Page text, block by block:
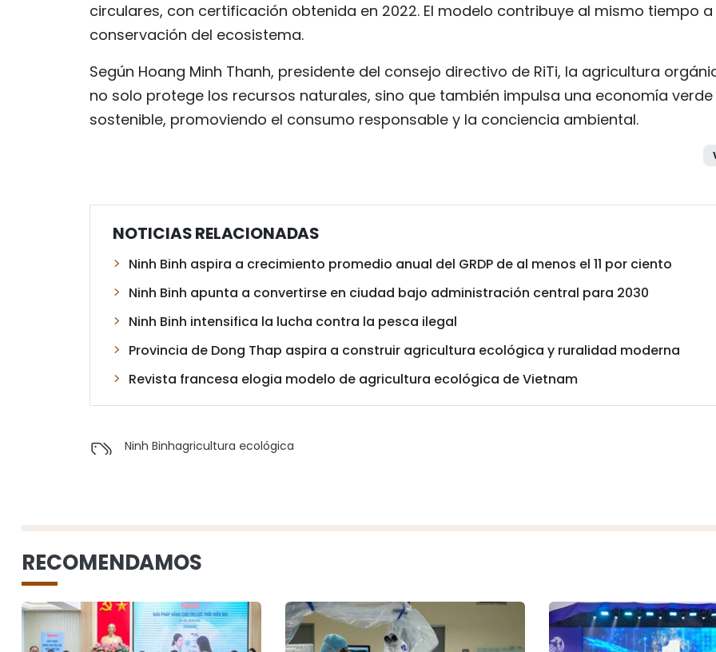
circulares, con certificación obtenida en 2022. El modelo contribuye al mismo tiempo a
conservación del ecosistema.
Según Hoang Minh Thanh, presidente del consejo directivo de RiTi, la agricultura
no solo protege los recursos naturales, sino que también impulsa una economía verde
sostenible, promoviendo el consumo responsable y la conciencia ambiental.
NOTICIAS RELACIONADAS
Ninh Binh aspira a crecimiento promedio anual del GRDP de al menos el 11 por ciento
Ninh Binh apunta a convertirse en ciudad bajo administración central para 2030
Ninh Binh intensifica la lucha contra la pesca ilegal
Provincia de Dong Thap aspira a construir agricultura ecológica y ruralidad moderna
Revista francesa elogia modelo de agricultura ecológica de Vietnam
Ninh Binhagricultura ecológica
RECOMENDAMOS